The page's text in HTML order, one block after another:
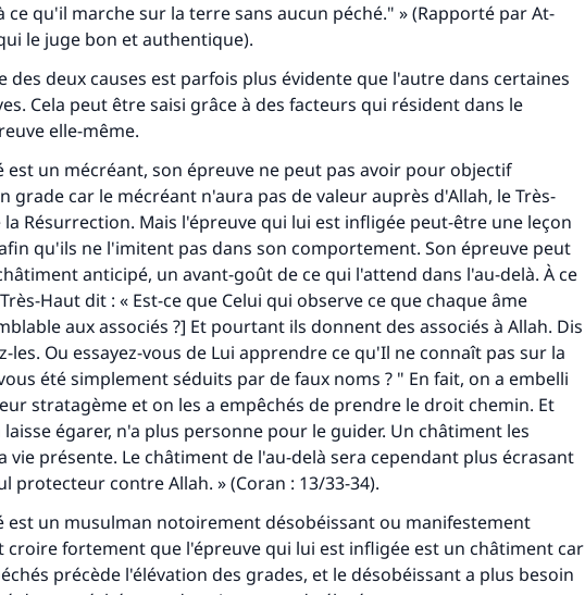
ce qu'il marche sur la terre sans aucun péché." » (Rapporté par At-
le juge bon et authentique).
des deux causes est parfois plus évidente que l'autre dans certaines
Cela peut être saisi grâce à des facteurs qui résident dans le
elle-même.
est un mécréant, son épreuve ne peut pas avoir pour objectif
grade car le mécréant n'aura pas de valeur auprès d'Allah, le Très-
la Résurrection. Mais l'épreuve qui lui est infligée peut-être une leçon
qu'ils ne l'imitent pas dans son comportement. Son épreuve peut
anticipé, un avant-goût de ce qui l'attend dans l'au-delà. À ce
Haut dit : « Est-ce que Celui qui observe ce que chaque âme
aux associés ?] Et pourtant ils donnent des associés à Allah. Dis
les. Ou essayez-vous de Lui apprendre ce qu'Il ne connaît pas sur la
été simplement séduits par de faux noms ? " En fait, on a embelli
stratagème et on les a empêchés de prendre le droit chemin. Et
égarer, n'a plus personne pour le guider. Un châtiment les
vie présente. Le châtiment de l'au-delà sera cependant plus écrasant
protecteur contre Allah. » (Coran : 13/33-34).
est un musulman notoirement désobéissant ou manifestement
croire fortement que l'épreuve qui lui est infligée est un châtiment car
précède l'élévation des grades, et le désobéissant a plus besoin
une différence dans la vie de millions de
personnes grâce à votre contribution
Aidez nous à apporter des réponses.
Le Messager d'Allah (Paix sur lui) a dit:
qui indique une bonne action obtient la même récompense
que celui qui le fait."
(MOUSLIM 1893)
Soutenez IslamQA